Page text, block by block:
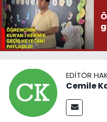
EDITÖR
Cemile